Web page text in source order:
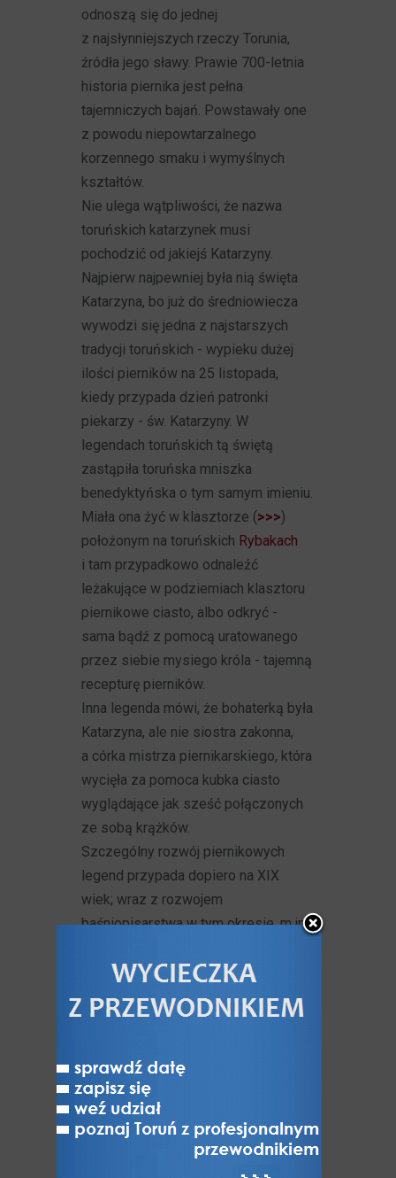
odnoszą się do jednej
z najsłynniejszych rzeczy Torunia,
źródła jego sławy. Prawie 700-letnia
historia piernika jest pełna
tajemniczych bajań. Powstawały one
z powodu niepowtarzalnego
korzennego smaku i wymyślnych
kształtów.
Nie ulega wątpliwości, że nazwa
toruńskich katarzynek musi
pochodzić od jakiejś Katarzyny.
Najpierw najpewniej była nią święta
Katarzyna, bo już do średniowiecza
wywodzi się jedna z najstarszych
tradycji toruńskich - wypieku dużej
ilości pierników na 25 listopada,
kiedy przypada dzień patronki
piekarzy - św. Katarzyny. W
legendach toruńskich tą świętą
zastąpiła toruńska mniszka
benedyktyńska o tym samym imieniu.
Miała ona żyć w klasztorze (>>>)
położonym na toruńskich Rybakach
i tam przypadkowo odnaleźć
leżakujące w podziemiach klasztoru
piernikowe ciasto, albo odkryć -
sama bądź z pomocą uratowanego
przez siebie mysiego króla - tajemną
recepturę pierników.
Inna legenda mówi, że bohaterką była
Katarzyna, ale nie siostra zakonna,
a córka mistrza piernikarskiego, która
wycięła za pomoca kubka ciasto
wyglądające jak sześć połączonych
ze sobą krążków.
Szczególny rozwój piernikowych
legend przypada dopiero na XIX
wiek; wraz z rozwojem
baśniopisarstwa w tym okresie, m.in.
do tworzenia takich opowieści.
► Poznajlegendy o piernikach
toruńskich >>>
O tym, jak anioł
znalazł się
w herbie Torunia